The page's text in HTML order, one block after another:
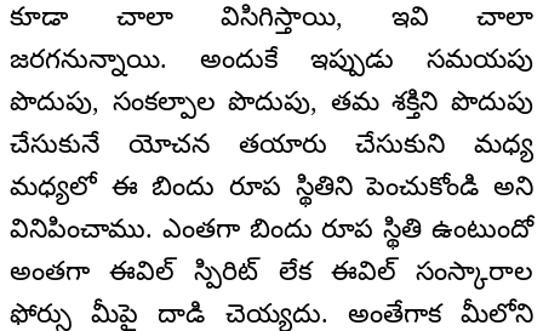
కూడా చాలా విసిగిస్తాయి, ఇవి చాలా
జరగనున్నాయి. అందుకే ఇప్పుడు సమయపు
పొదుపు, సంకల్పాల పొదుపు, తమ శక్తిని పొదుపు
చేసుకునే యోచన తయారు చేసుకుని మధ్య
మధ్యలో ఈ బిందు రూప స్థితిని పెంచుకోండి అని
వినిపించాము. ఎంతగా బిందు రూప స్థితి ఉంటుందో
అంతగా ఈవిల్ స్పిరిట్ లేక ఈవిల్ సంస్కారాల
ఫోర్సు మీపై దాడి చెయ్యదు. అంతేగాక మీలోని